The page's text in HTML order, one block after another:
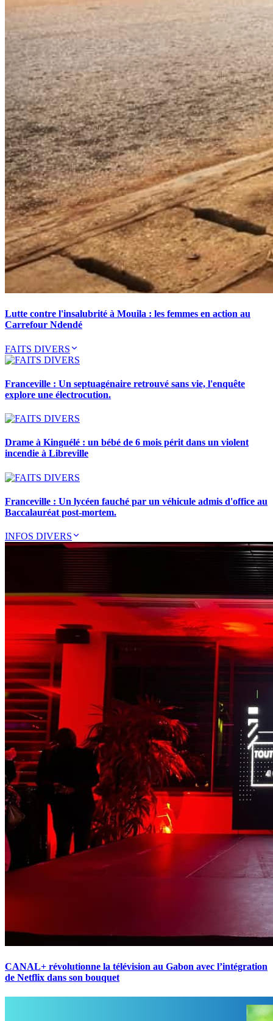
Lutte contre l'insalubrité à Mouila : les femmes en action au
Carrefour Ndendé
FAITS DIVERS
Franceville : Un septuagénaire retrouvé sans vie, l'enquête
explore une électrocution.
Drame à Kinguélé : un bébé de 6 mois périt dans un violent
incendie à Libreville
Franceville : Un lycéen fauché par un véhicule admis d'office au
Baccalauréat post-mortem.
INFOS DIVERS
CANAL+ révolutionne la télévision au Gabon avec l’intégration
de Netflix dans son bouquet